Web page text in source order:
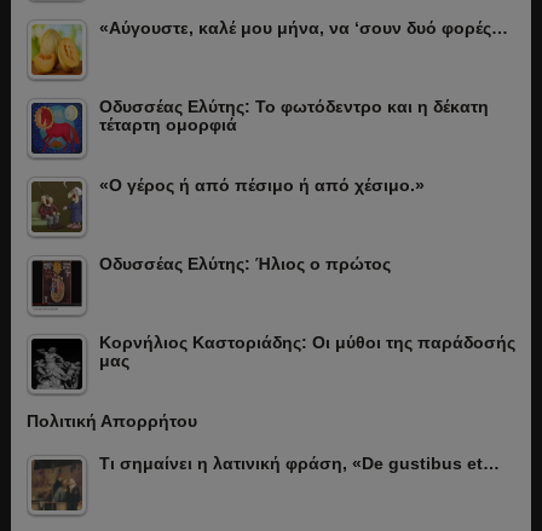
«Αύγουστε, καλέ μου μήνα, να ‘σουν δυό φορές…
Οδυσσέας Ελύτης: Το φωτόδεντρο και η δέκατη
τέταρτη ομορφιά
«Ο γέρος ή από πέσιμο ή από χέσιμο.»
Οδυσσέας Ελύτης: Ήλιος ο πρώτος
Κορνήλιος Καστοριάδης: Οι μύθοι της παράδοσής
μας
Πολιτική Απορρήτου
Τι σημαίνει η λατινική φράση, «De gustibus et…